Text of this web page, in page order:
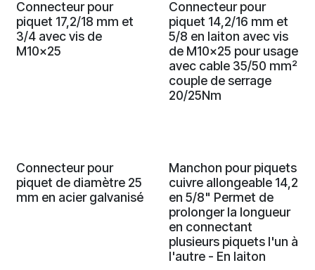
Connecteur pour
piquet 17,2/18 mm et
3/4 avec vis de
M10x25
Connecteur pour
piquet 14,2/16 mm et
5/8 en laiton avec vis
de M10x25 pour usage
avec cable 35/50 mm²
couple de serrage
20/25Nm
Connecteur pour
piquet de diamètre 25
mm en acier galvanisé
Manchon pour piquets
cuivre allongeable 14,2
en 5/8" Permet de
prolonger la longueur
en connectant
plusieurs piquets l'un à
l'autre - En laiton